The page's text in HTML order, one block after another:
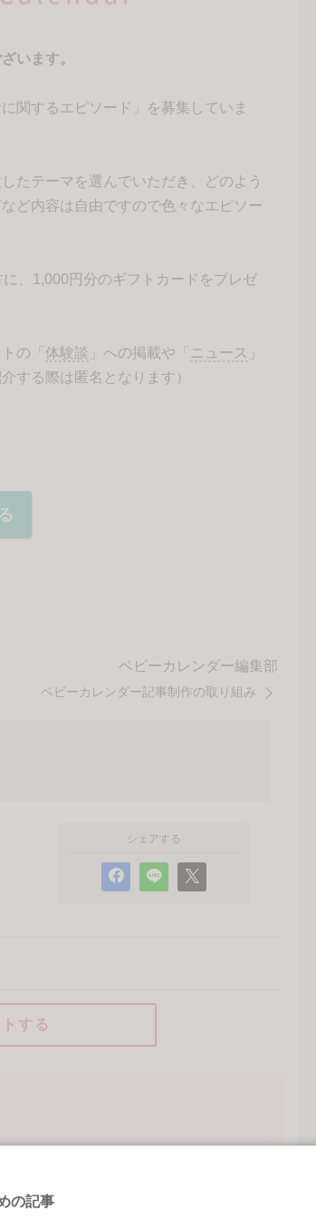
います。
関するエピソード」を募集していま
たテーマを選んでいただき、どのよう
ど内容は自由ですので色々なエピソー
、1,000円分のギフトカードをプレゼ
の「 体験談 」への掲載や「 ニュース
する際は匿名となります）
ベビーカレンダー編集部
ベビーカレンダー記事制作の取り組み
シェアする
する
の記事